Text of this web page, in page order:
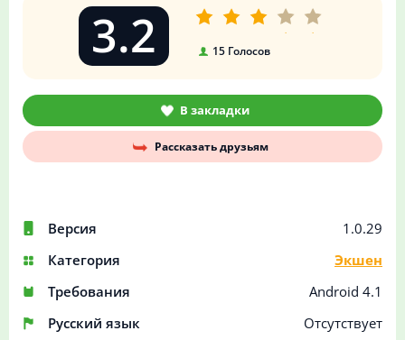
Версия
1.0.29
Категория
Экшен
Требования
Android 4.1
Русский язык
Отсутствует
3.2 15 Голосов
В закладки
Рассказать друзьям